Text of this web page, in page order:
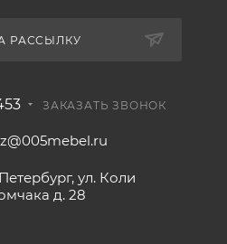
РАССЫЛКУ
ЗАКАЗАТЬ ЗВОНОК
ул. Коли
д. 28